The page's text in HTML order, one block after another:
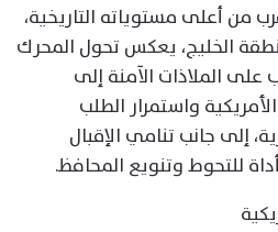
من أعلى مستوياته التاريخية،
الخليج، يعكس تحول المحرك
الملاذات الآمنة إلى
واستمرار الطلب
إلى جانب تنامي الإقبال
للتحوط وتنويع المحافظ.